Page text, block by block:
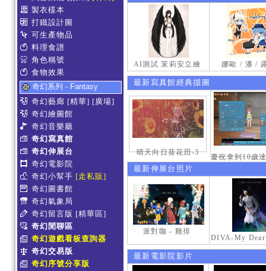
製衣樣本
打鐵設計圖
可生產物品
料理食譜
角色稱號
食物效果
奇幻系列 - Fantasy
奇幻藝廊 [精華] [廣場]
奇幻繪圖館
奇幻音樂廳
奇幻寫真館
奇幻伸展台
奇幻電影院
奇幻小幫手 [走私販]
奇幻圖書館
奇幻氣象局
奇幻留言版 [精華區]
奇幻閒聊區
奇幻遊戲看板查詢器
奇幻交易版
奇幻序號分享版
AI測試 茉莉安立繪 娜歐 / 潘 /
最新寫真館經典擷圖
晴天向日葵花田-3
最新伸展台照片
派對咖 - 雞排
最新電影院影片